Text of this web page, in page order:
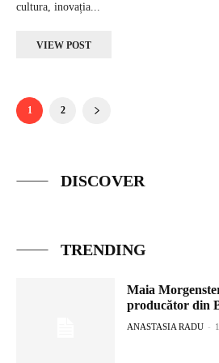
cultura, inovația...
VIEW POST
1 2
DISCOVER
TRENDING
Maia
producător din
ANASTASIA RADU -